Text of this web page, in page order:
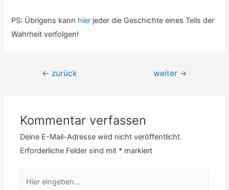
PS: Übrigens kann hier jeder die Geschichte eines Teils der
Wahrheit verfolgen!
Beitrags-
← zurück weiter →
Kommentar verfassen
Deine E-Mail-Adresse wird nicht veröffentlicht.
Erforderliche Felder sind mit * markiert